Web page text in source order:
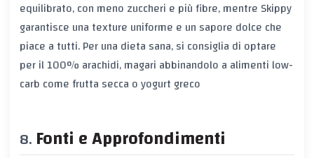
equilibrato, con meno zuccheri e più fibre, mentre Skippy
garantisce una texture uniforme e un sapore dolce che
piace a tutti. Per una dieta sana, si consiglia di optare
per il 100% arachidi, magari abbinandolo a alimenti low-
carb come frutta secca o yogurt greco
Fonti e Approfondimenti